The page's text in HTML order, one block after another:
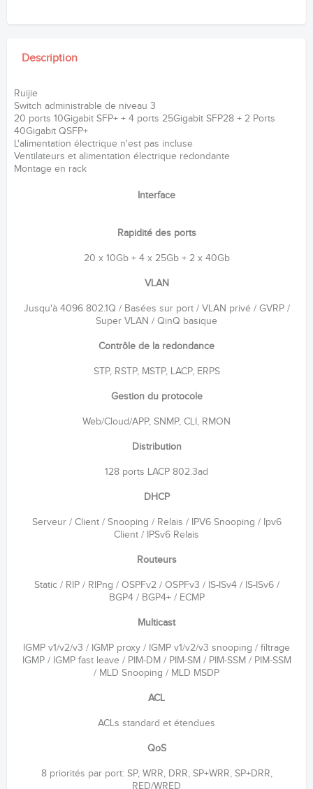
Description
Ruijie
Switch administrable de niveau 3
20 ports 10Gigabit SFP+ + 4 ports 25Gigabit SFP28 + 2 Ports
40Gigabit QSFP+
L'alimentation électrique n'est pas incluse
Ventilateurs et alimentation électrique redondante
Montage en rack
Interface
Rapidité des ports
20 x 10Gb + 4 x 25Gb + 2 x 40Gb
VLAN
Jusqu'à 4096 802.1Q / Basées sur port / VLAN privé / GVRP /
Super VLAN / QinQ basique
Contrôle de la redondance
STP, RSTP, MSTP, LACP, ERPS
Gestion du protocole
Web/Cloud/APP, SNMP, CLI, RMON
Distribution
128 ports LACP 802.3ad
DHCP
Serveur / Client / Snooping / Relais / IPV6 Snooping / Ipv6
Client / IPSv6 Relais
Routeurs
Static / RIP / RIPng / OSPFv2 / OSPFv3 / IS-ISv4 / IS-ISv6 /
BGP4 / BGP4+ / ECMP
Multicast
IGMP v1/v2/v3 / IGMP proxy / IGMP v1/v2/v3 snooping / filtrage
IGMP / IGMP fast leave / PIM-DM / PIM-SM / PIM-SSM / PIM-SSM
/ MLD Snooping / MLD MSDP
ACL
ACLs standard et étendues
QoS
8 priorités par port: SP, WRR, DRR, SP+WRR, SP+DRR,
RED/WRED